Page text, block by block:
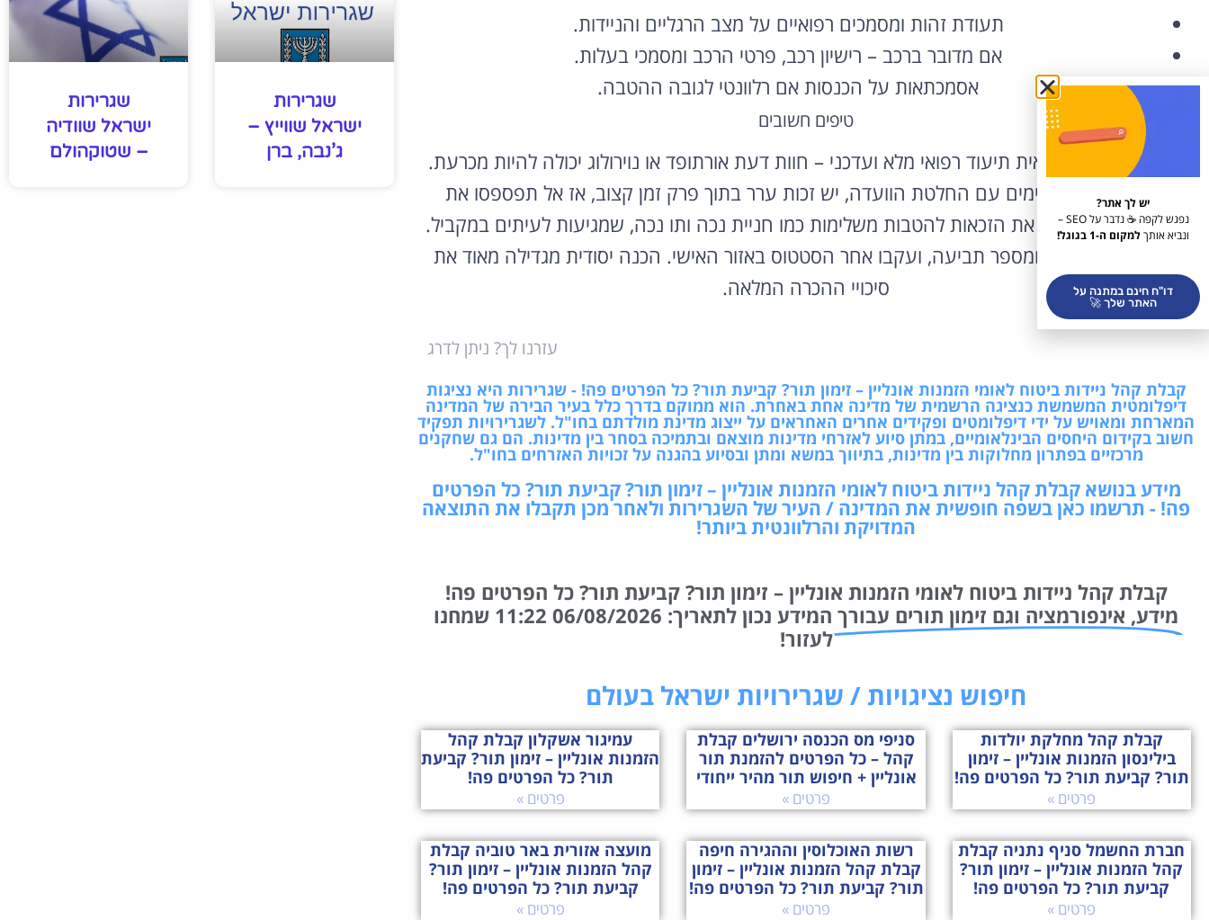
תעודת זהות ומסמכים רפואיים על מצב הרגליים והניידות.
אם מדובר ברכב – רישיון רכב, פרטי הרכב ומסמכי בעלות.
אסמכתאות על הכנסות אם רלוונטי לגובה ההטבה.
טיפים חשובים
הכינו לוועדה הרפואית תיעוד רפואי מלא ועדכני – חוות דעת אורתופד או נוירולוג יכולה להיות מכרעת.
אם אתם לא מסכימים עם החלטת הוועדה, יש זכות ערר בתוך פרק זמן קצוב, אז אל תפספסו את
המועד. בררו מראש את הזכאות להטבות משלימות כמו חניית נכה ותו נכה, שמגיעות לעיתים במקביל.
שמרו כל אסמכתא ומספר תביעה, ועקבו אחר הסטטוס באזור האישי. הכנה יסודית מגדילה מאוד את
סיכויי ההכרה המלאה.
עזרנו לך? ניתן לדרג
קבלת קהל ניידות ביטוח לאומי הזמנות אונליין – זימון תור? קביעת תור? כל הפרטים פה! - שגרירות היא נציגות
דיפלומטית המשמשת כנציגה הרשמית של מדינה אחת באחרת. הוא ממוקם בדרך כלל בעיר הבירה של המדינה
המארחת ומאויש על ידי דיפלומטים ופקידים אחרים האחראים על ייצוג מדינת מולדתם בחו"ל. לשגרירויות תפקיד
חשוב בקידום היחסים הבינלאומיים, במתן סיוע לאזרחי מדינות מוצאם ובתמיכה בסחר בין מדינות. הם גם שחקנים
מרכזיים בפתרון מחלוקות בין מדינות, בתיווך במשא ומתן ובסיוע בהגנה על זכויות האזרחים בחו"ל.
מידע בנושא קבלת קהל ניידות ביטוח לאומי הזמנות אונליין – זימון תור? קביעת תור? כל הפרטים
פה! - תרשמו כאן בשפה חופשית את המדינה / העיר של השגרירות ולאחר מכן תקבלו את התוצאה
המדויקת והרלוונטית ביותר!
קבלת קהל ניידות ביטוח לאומי הזמנות אונליין – זימון תור? קביעת תור? כל הפרטים פה!
מידע, אינפורמציה וגם זימון תורים עבורך
המידע נכון לתאריך: 06/08/2026 11:22 שמחנו
לעזור!
חיפוש נציגויות / שגרירויות ישראל בעולם
קבלת קהל מחלקת יולדות
בילינסון הזמנות אונליין – זימון
תור? קביעת תור? כל הפרטים פה!
פרטים »
סניפי מס הכנסה ירושלים קבלת
קהל – כל הפרטים להזמנת תור
אונליין + חיפוש תור מהיר ייחודי
פרטים »
עמיגור אשקלון קבלת קהל
הזמנות אונליין – זימון תור? קביעת
תור? כל הפרטים פה!
פרטים »
חברת החשמל סניף נתניה קבלת
קהל הזמנות אונליין – זימון תור?
קביעת תור? כל הפרטים פה!
פרטים »
רשות האוכלוסין וההגירה חיפה
קבלת קהל הזמנות אונליין – זימון
תור? קביעת תור? כל הפרטים פה!
פרטים »
מועצה אזורית באר טוביה קבלת
קהל הזמנות אונליין – זימון תור?
קביעת תור? כל הפרטים פה!
פרטים »
שגרירות
ישראל שווייץ –
ג’נבה, ברן
שגרירות
ישראל שוודיה
– שטוקהולם
יש לך אתר?
נפגש לקפה ☕ נדבר על SEO –
ונביא אותךלמקום ה-1 בגוגל!
דו"ח חינם במתנה על
האתר שלך 🚀